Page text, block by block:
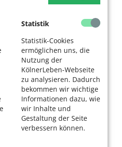
Statistik
Statistik-Cookies
ermöglichen uns, die
Nutzung der
KölnerLeben-Webseite
zu analysieren. Dadurch
bekommen wir wichtige
Informationen dazu, wie
wir Inhalte und
Gestaltung der Seite
verbessern können.